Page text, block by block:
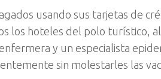
usando sus tarjetas de
los hoteles del polo turístico,
y un especialista
sin molestarles las